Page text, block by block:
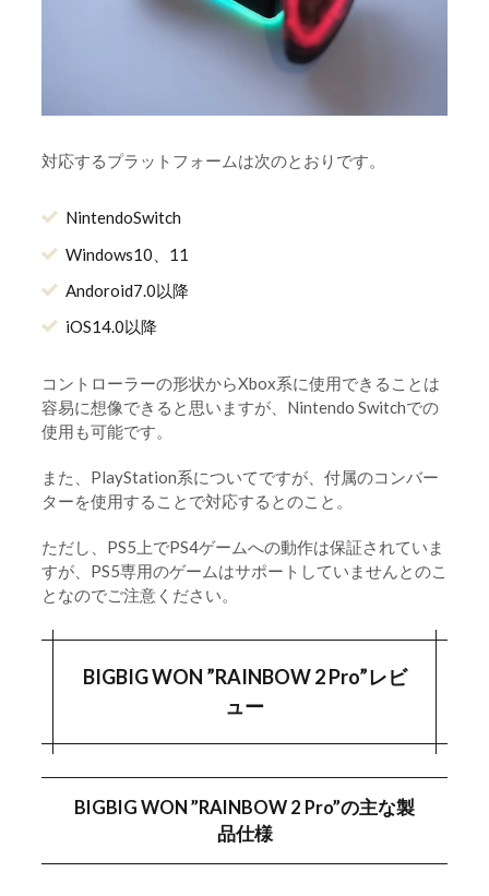
対応するプラットフォームは次のとおりです。
NintendoSwitch
Windows10、11
Andoroid7.0以降
iOS14.0以降
コントローラーの形状からXbox系に使用できることは
容易に想像できると思いますが、Nintendo Switchでの
使用も可能です。
また、PlayStation系についてですが、付属のコンバー
ターを使用することで対応するとのこと。
ただし、PS5上でPS4ゲームへの動作は保証されていま
すが、PS5専用のゲームはサポートしていませんとのこ
となのでご注意ください。
BIGBIG WON ”RAINBOW 2 Pro”レビ
ュー
BIGBIG WON ”RAINBOW 2 Pro”の主な製
品仕様